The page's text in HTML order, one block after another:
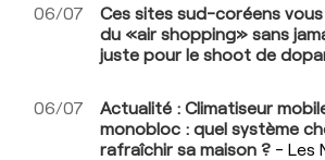
06/07
Ces sites sud-coréens
du «air shopping» sans
juste pour le shoot de
06/07
Actualité : Climatiseur
monobloc : quel système
rafraîchir sa maison ? - Les